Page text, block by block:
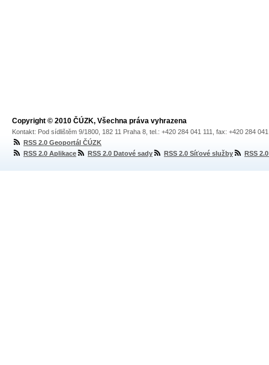
Copyright © 2010 ČÚZK, Všechna práva vyhrazena
Kontakt: Pod sídlištěm 9/1800, 182 11 Praha 8, tel.: +420 284 041 111, fax: +420 284
RSS 2.0 Geoportál ČÚZK
RSS 2.0 Aplikace
RSS 2.0 Datové sady RSS 2.0 Síťové služby RSS